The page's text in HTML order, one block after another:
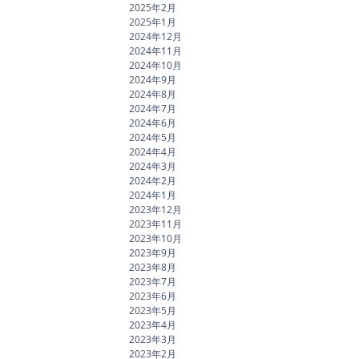
2025年2月
2025年1月
2024年12月
2024年11月
2024年10月
2024年9月
2024年8月
2024年7月
2024年6月
2024年5月
2024年4月
2024年3月
2024年2月
2024年1月
2023年12月
2023年11月
2023年10月
2023年9月
2023年8月
2023年7月
2023年6月
2023年5月
2023年4月
2023年3月
2023年2月